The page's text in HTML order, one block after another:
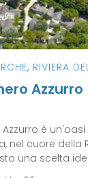
, RIVIERA
Azzurro
è
nel cuore della
una scelta